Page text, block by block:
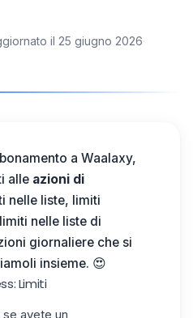
il 25 giugno 2026·
a Waalaxy,
alle azioni di
nelle liste, limiti
nelle liste di
giornaliere che si
insieme. 😍
Limiti
se avete un